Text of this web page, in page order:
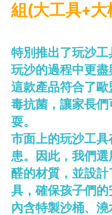
組(大工具+大
特別推出了玩沙
玩沙的過程中更盡
這款產品符合了
毒抗菌，讓家長
耍。
市面上的玩沙工
患。因此，我們
醛的材質，並設
具，確保孩子們
內含特製沙桶、